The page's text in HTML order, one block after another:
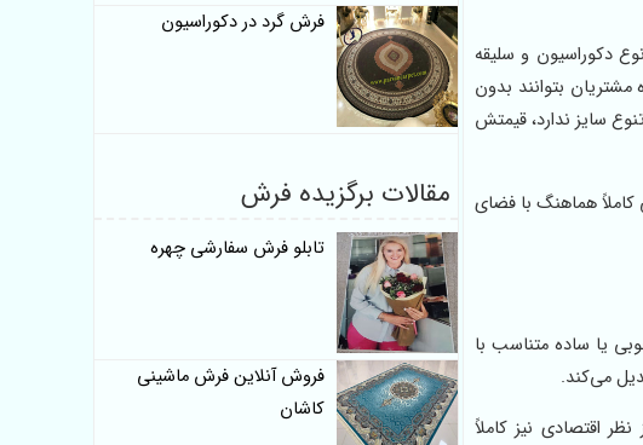
دکوراسیون و سلیقه
بتوانند بدون
سایز ندارد، قیمتش
کاملاً هماهنگ با فضای
یا ساده متناسب با
می‌کند.
اقتصادی نیز کاملاً
فرش گرد در دکوراسیون
مقالات برگزیده فرش
تابلو فرش سفارشی چهره
فروش آنلاین فرش ماشینی
کاشان